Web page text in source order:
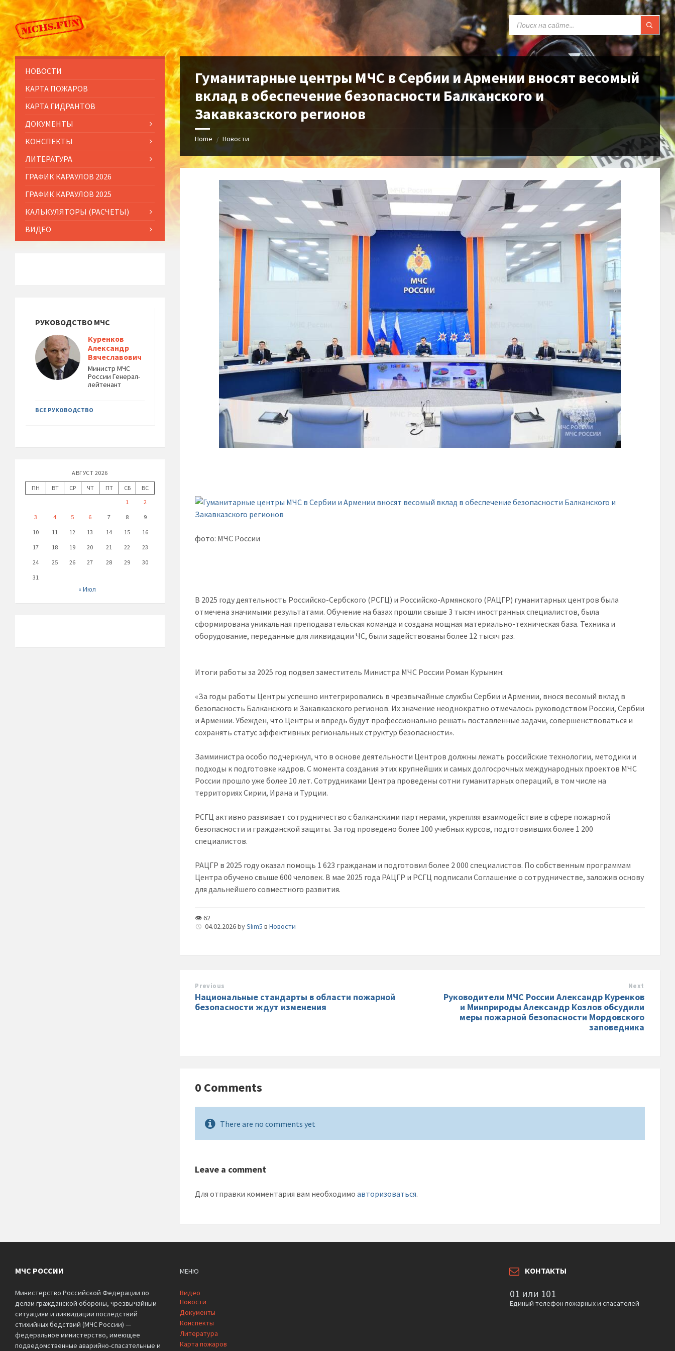
Skip
to
content
Skip
to
left
sidebar
Skip
to
footer
SEARCH:
Гуманитарные центры МЧС в Сербии и Армении вносят весомый
вклад в обеспечение безопасности Балканского и
Закавказского регионов
Home / Новости
фото: МЧС России
В 2025 году деятельность Российско-Сербского (РСГЦ) и Российско-Армянского (РАЦГР) гуманитарных центров была
отмечена значимыми результатами. Обучение на базах прошли свыше 3 тысяч иностранных специалистов, была
сформирована уникальная преподавательская команда и создана мощная материально-техническая база. Техника и
оборудование, переданные для ликвидации ЧС, были задействованы более 12 тысяч раз.
Итоги работы за 2025 год подвел заместитель Министра МЧС России Роман Курынин:
«За годы работы Центры успешно интегрировались в чрезвычайные службы Сербии и Армении, внося весомый вклад в
безопасность Балканского и Закавказского регионов. Их значение неоднократно отмечалось руководством России, Сербии
и Армении. Убежден, что Центры и впредь будут профессионально решать поставленные задачи, совершенствоваться и
сохранять статус эффективных региональных структур безопасности».
Замминистра особо подчеркнул, что в основе деятельности Центров должны лежать российские технологии, методики и
подходы к подготовке кадров. С момента создания этих крупнейших и самых долгосрочных международных проектов МЧС
России прошло уже более 10 лет. Сотрудниками Центра проведены сотни гуманитарных операций, в том числе на
территориях Сирии, Ирана и Турции.
РСГЦ активно развивает сотрудничество с балканскими партнерами, укрепляя взаимодействие в сфере пожарной
безопасности и гражданской защиты. За год проведено более 100 учебных курсов, подготовивших более 1 200
специалистов.
РАЦГР в 2025 году оказал помощь 1 623 гражданам и подготовил более 2 000 специалистов. По собственным программам
Центра обучено свыше 600 человек. В мае 2025 года РАЦГР и РСГЦ подписали Соглашение о сотрудничестве, заложив основу
для дальнейшего совместного развития.
👁 62
04.02.2026bySlim5 вНовости
Previous
Национальные стандарты в области пожарной
безопасности ждут изменения
Next
Руководители МЧС России Александр Куренков
и Минприроды Александр Козлов обсудили
меры пожарной безопасности Мордовского
заповедника
0 Comments
There are no comments yet
Leave a comment
Для отправки комментария вам необходимоавторизоваться.
НОВОСТИ
КАРТА ПОЖАРОВ
КАРТА ГИДРАНТОВ
ДОКУМЕНТЫ
КОНСПЕКТЫ
ЛИТЕРАТУРА
ГРАФИК КАРАУЛОВ 2026
ГРАФИК КАРАУЛОВ 2025
КАЛЬКУЛЯТОРЫ (РАСЧЕТЫ)
ВИДЕО
РУКОВОДСТВО МЧС
Куренков
Александр
Вячеславович
Министр МЧС
России Генерал-
лейтенант
ВСЕ РУКОВОДСТВО
АВГУСТ 2026
ПН
ВТ СР ЧТ ПТ СБ
ВС
1
2
3
4 5 6 7 8
9
10
11 12 13 14 15
16
17
18 19 20 21 22
23
24
25 26 27 28 29
30
31
« Июл
МЧС РОССИИ
Министерство Российской Федерации по
делам гражданской обороны, чрезвычайным
ситуациям и ликвидации последствий
стихийных бедствий (МЧС России) —
федеральное министерство, имеющее
подведомственные аварийно-спасательные и
МЕНЮ
Видео
Новости
Документы
Конспекты
Литература
Карта пожаров
КОНТАКТЫ
01 или 101
Единый телефон пожарных и спасателей